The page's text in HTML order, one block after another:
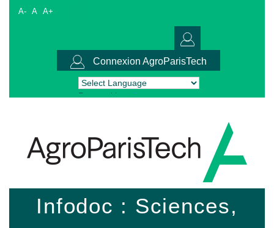
A- A A+
Connexion AgroParisTech
Powered by Translate
Infodoc : Sciences,